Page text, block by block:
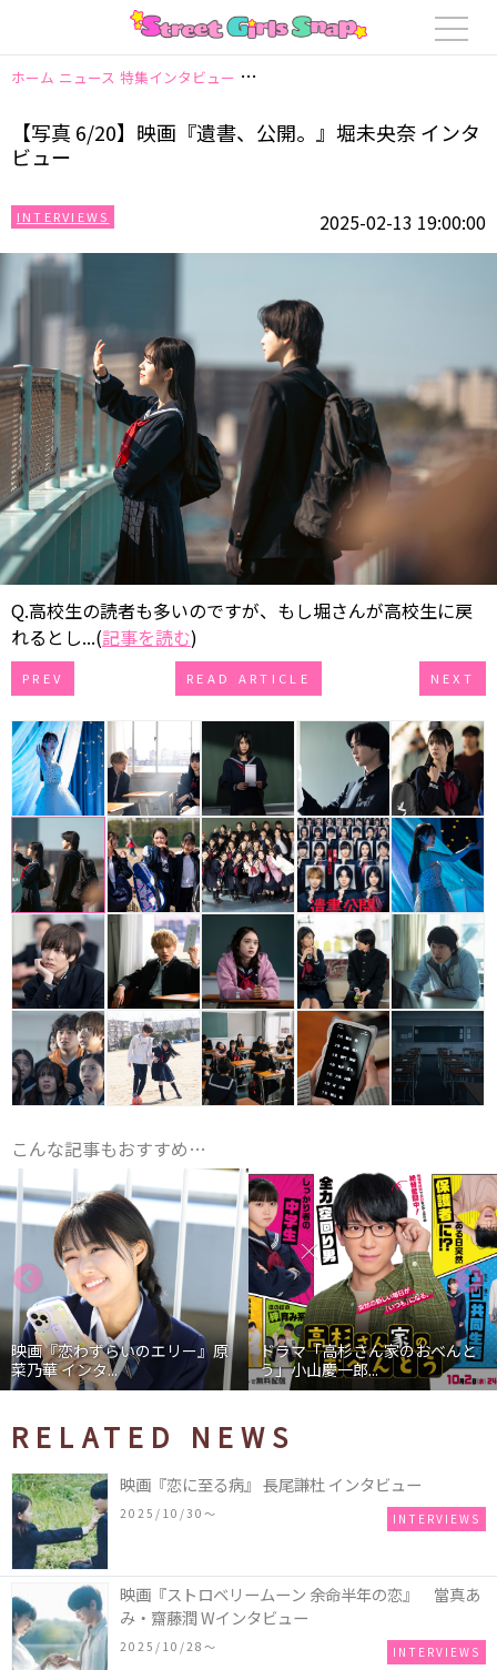
ホーム ニュース 特集インタビュー 【写真 6/20】映画『遺書、公開。』堀
【写真 6/20】映画『遺書、公開。』堀未央奈 インタ
ビュー
INTERVIEWS 2025-02-13 19:00:00
Q.高校生の読者も多いのですが、もし堀さんが高校生に戻
れるとし...(記事を読む)
PREV READ ARTICLE NEXT
こんな記事もおすすめ…
映画『恋わずらいのエリー』原
菜乃華 インタ...
ドラマ「高杉さん家のおべんと
う」小山慶一郎...
RELATED NEWS
映画『恋に至る病』 長尾謙杜 インタビュー
2025/10/30〜 INTERVIEWS
映画『ストロベリームーン 余命半年の恋』 當真あ
み・齋藤潤 Wインタビュー
2025/10/28〜 INTERVIEWS